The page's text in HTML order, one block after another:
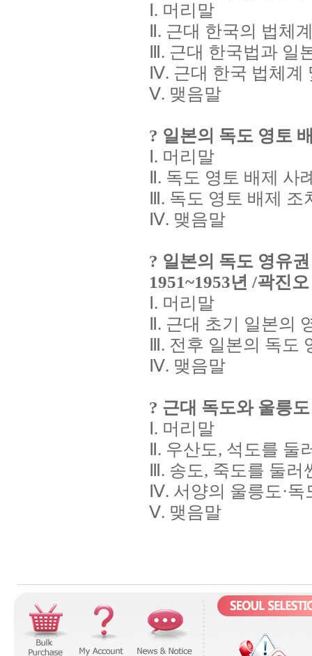
Ⅰ. 머리말
Ⅱ. 근대 한국의 법체
Ⅲ. 근대 한국법과 일
Ⅳ. 근대 한국 법체계
Ⅴ. 맺음말
? 일본의 독도 영토
Ⅰ. 머리말
Ⅱ. 독도 영토 배제 사
Ⅲ. 독도 영토 배제
Ⅳ. 맺음말
? 일본의 독도 영유
1951~1953년 /곽진오
Ⅰ. 머리말
Ⅱ. 근대 초기 일본의
Ⅲ. 전후 일본의 독도
Ⅳ. 맺음말
? 근대 독도와 울릉
Ⅰ. 머리말
Ⅱ. 우산도, 석도를 둘
Ⅲ. 송도, 죽도를 둘러
Ⅳ. 서양의 울릉도·
Ⅴ. 맺음말